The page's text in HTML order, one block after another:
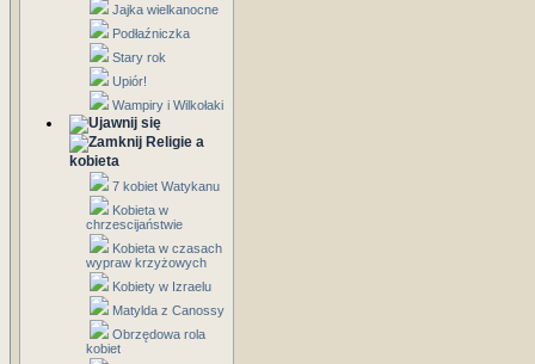
Jajka wielkanocne
Podłaźniczka
Stary rok
Upiór!
Wampiry i Wilkołaki
Religie a
kobieta
7 kobiet Watykanu
Kobieta w
chrzescijaństwie
Kobieta w czasach
wypraw krzyżowych
Kobiety w Izraelu
Matylda z Canossy
Obrzędowa rola
kobiet